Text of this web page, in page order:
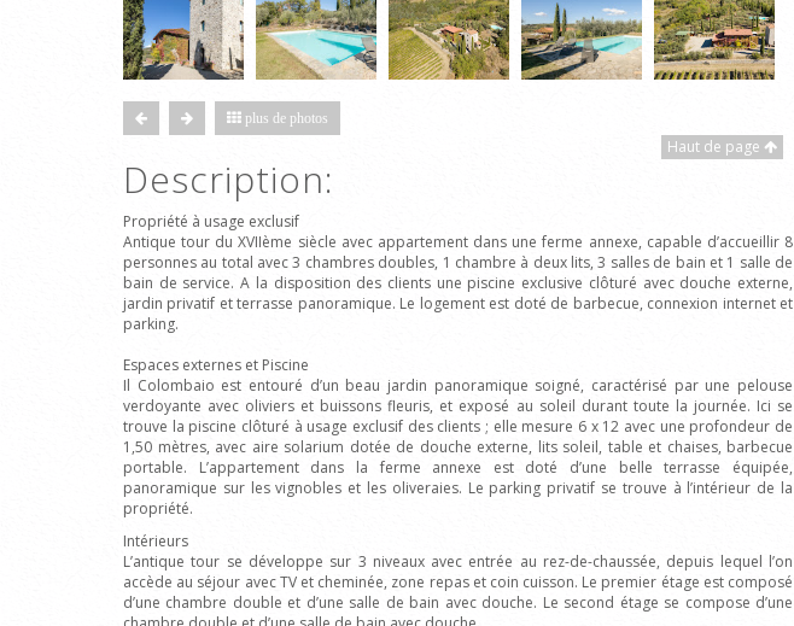
plus de photos
Haut de page
Description:
Propriété à usage exclusif
Antique tour du XVIIème siècle avec appartement dans une ferme annexe, capable d’accueillir 8
personnes au total avec 3 chambres doubles, 1 chambre à deux lits, 3 salles de bain et 1 salle de
bain de service. A la disposition des clients une piscine exclusive clôturé avec douche externe,
jardin privatif et terrasse panoramique. Le logement est doté de barbecue, connexion internet et
parking.
Espaces externes et Piscine
Il Colombaio est entouré d’un beau jardin panoramique soigné, caractérisé par une pelouse
verdoyante avec oliviers et buissons fleuris, et exposé au soleil durant toute la journée. Ici se
trouve la piscine clôturé à usage exclusif des clients ; elle mesure 6 x 12 avec une profondeur de
1,50 mètres, avec aire solarium dotée de douche externe, lits soleil, table et chaises, barbecue
portable. L’appartement dans la ferme annexe est doté d’une belle terrasse équipée,
panoramique sur les vignobles et les oliveraies. Le parking privatif se trouve à l’intérieur de la
propriété.
Intérieurs
L’antique tour se développe sur 3 niveaux avec entrée au rez-de-chaussée, depuis lequel l’on
accède au séjour avec TV et cheminée, zone repas et coin cuisson. Le premier étage est composé
d’une chambre double et d’une salle de bain avec douche. Le second étage se compose d’une